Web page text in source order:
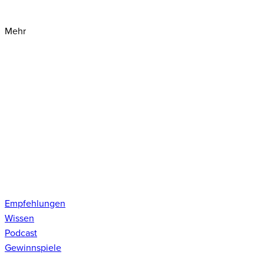
Mehr
Empfehlungen
Wissen
Podcast
Gewinnspiele